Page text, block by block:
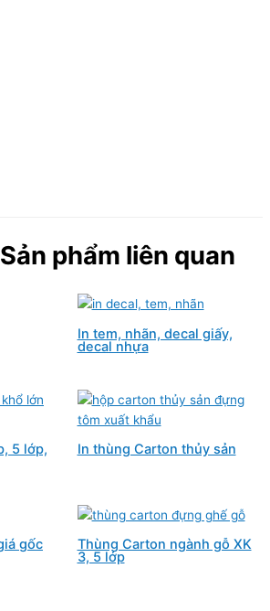
phẩm liên quan
In tem, nhãn, decal giấy,
decal nhựa
5 lớp, In thùng Carton thủy sản
gốc Thùng Carton ngành gỗ XK
3, 5 lớp